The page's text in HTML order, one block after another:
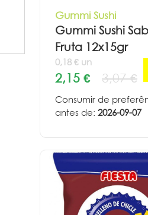
Gummi Sushi
Gummi Sushi
Fruta 12x15gr
0,18 € un
2,15 € 3,07 €
Consumir de
antes de: 2026-09-07